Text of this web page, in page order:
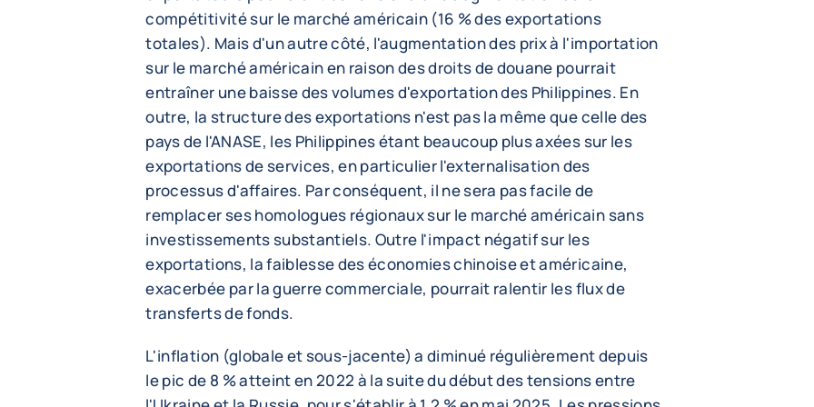
compétitivité sur le marché américain (16 % des exportations
totales). Mais d'un autre côté, l'augmentation des prix à l'importation
sur le marché américain en raison des droits de douane pourrait
entraîner une baisse des volumes d'exportation des Philippines. En
outre, la structure des exportations n'est pas la même que celle des
pays de l'ANASE, les Philippines étant beaucoup plus axées sur les
exportations de services, en particulier l'externalisation des
processus d'affaires. Par conséquent, il ne sera pas facile de
remplacer ses homologues régionaux sur le marché américain sans
investissements substantiels. Outre l'impact négatif sur les
exportations, la faiblesse des économies chinoise et américaine,
exacerbée par la guerre commerciale, pourrait ralentir les flux de
transferts de fonds.
L'inflation (globale et sous-jacente) a diminué régulièrement depuis
le pic de 8 % atteint en 2022 à la suite du début des tensions entre